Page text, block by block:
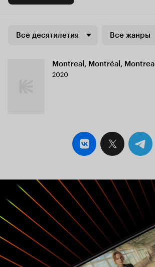
Все десятилетия Все жанры
Montreal, Montréal, Montreal
2020